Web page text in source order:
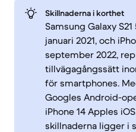
Skillnaderna i korthet
Samsung Galaxy
januari 2021, och
september 2022,
tillvägagångssätt
för smartphones.
Googles Android-
iPhone 14 Apples
skillnaderna ligger i